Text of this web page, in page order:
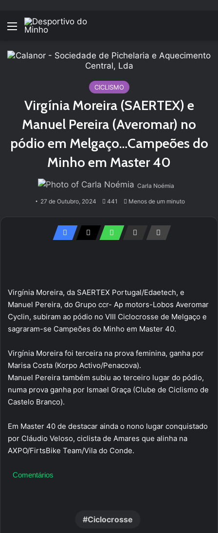
Menu
CICLISMO
Virgínia Moreira (SAERTEX) e
Manuel Pereira (Averomar) no
pódio em Melgaço…Campeões do
Minho em Master 40
Carla Noémia
27 de Outubro, 2024 441 Menos de um minuto
Virgínia Moreira, da SAERTEX Portugal/Edaetech, e
Manuel Pereira, do Grupo ccr- Ap motors-Lobos Averomar
Cyclin, subiram ao pódio no VIII Ciclocrosse de Melgaço e
sagraram-se Campeões do Minho em Master 40.
Virgínia Moreira foi terceira na prova feminina, ganha por
Marisa Costa (Korpo Activo/Penacova).
Manuel Pereira também subiu ao terceiro lugar do pódio,
numa prova ganha por Ismael Graça (Clube de Ciclismo de
Castelo Branco).
Em Master 40 de destacar ainda o nono lugar conquistado
por Cláudio Veloso, ciclista de Amares que alinha na
AXPO/FirtsBike Team/Vila do Conde.
Comentários
Ciclocrosse